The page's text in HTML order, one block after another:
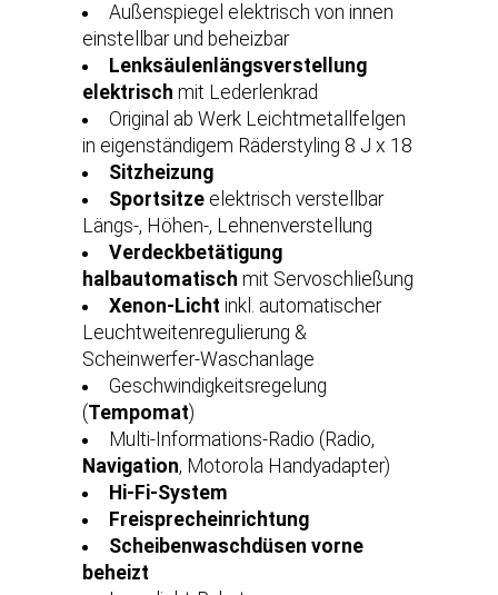
Außenspiegel elektrisch von innen
einstellbar und beheizbar
Lenksäulenlängsverstellung
elektrisch mit Lederlenkrad
Original ab Werk Leichtmetallfelgen
in eigenständigem Räderstyling 8 J x 18
Sitzheizung
Sportsitze elektrisch verstellbar
Längs-, Höhen-, Lehnenverstellung
Verdeckbetätigung
halbautomatisch mit Servoschließung
Xenon-Licht inkl. automatischer
Leuchtweitenregulierung &
Scheinwerfer-Waschanlage
Geschwindigkeitsregelung
(Tempomat)
Multi-Informations-Radio (Radio,
Navigation, Motorola Handyadapter)
Hi-Fi-System
Freisprecheinrichtung
Scheibenwaschdüsen vorne
beheizt